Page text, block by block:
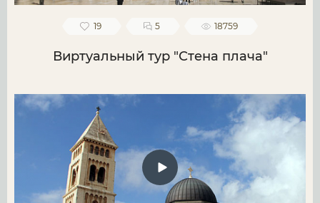
19 5 18759
Виртуальный тур "Стена плача"